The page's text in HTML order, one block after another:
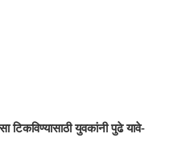
टिकविण्यासाठी युवकांनी पुढे यावे-